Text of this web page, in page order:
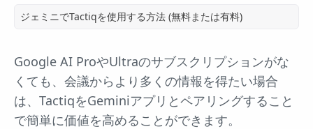
ジェミニでTactiqを使用する方法 (無料または有料)
Google AI ProやUltraのサブスクリプションがな
くても、会議からより多くの情報を得たい場合
は、TactiqをGeminiアプリとペアリングすること
で簡単に価値を高めることができます。